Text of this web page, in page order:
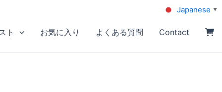
ト お気に入り よくある質問 Contact
Japanese ▼